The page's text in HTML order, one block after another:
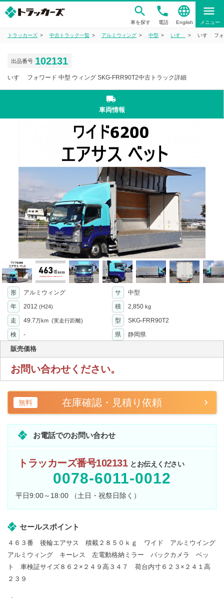
車を探す
phone
電話
language
English
menu
メニュー
トラッカーズ 中古トラック一覧 アルミウィング 中型 いすゞ いすゞ フ
出品番号 102131
いすゞ フォワード 中型 ウィング SKG-FRR90T2中古トラック詳細
local_shipping
車両情報
形 アルミウィング サ
中型
年
2012 (H24) 積 2,850 kg
走 49.7万km (実走行距離) 型
SKG-FRR90T2
検
- 県 静岡県
販売価格
お問い合わせください。
無料 在庫確認・見積り依頼
お電話でのお問い合わせ
トラッカーズ番号102131 とお伝えください
0078-6011-0012
平日9:00～18:00 （土日・祝祭日除く）
セールスポイント
４６３番 後輪エアサス 積載２８５０ｋｇ ワイド アルミウイング
アルミウィング キーレス 左電動格納ミラー バックカメラ ベッ
ト 車検証サイズ８６２×２４９高３４７ 荷台内寸６２３×２４１高
２３９